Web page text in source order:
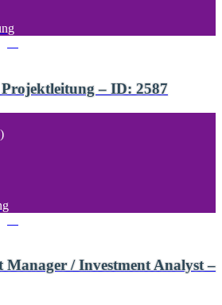
– ID: 2587
Manager / Investment Analyst –